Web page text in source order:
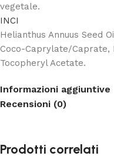
vegetale.
INCI
Helianthus Annuus Seed
Coco-Caprylate/
Tocopheryl Acetate.
Informazioni aggiuntive
Recensioni (0)
Prodotti correlati